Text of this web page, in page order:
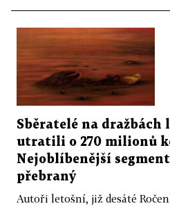
Sběratelé na dražbách
utratili o 270 milionů
Nejoblíbenější
přebraný
Autoři letošní, již desáté